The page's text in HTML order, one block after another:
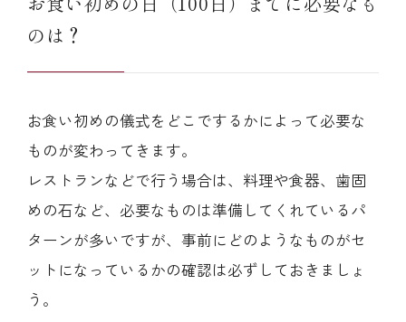
のは？
お食い初めの儀式をどこでするかによって必要な
ものが変わってきます。
レストランなどで行う場合は、料理や食器、歯固
めの石など、必要なものは準備してくれているパ
ターンが多いですが、事前にどのようなものがセ
ットになっているかの確認は必ずしておきましょ
う。